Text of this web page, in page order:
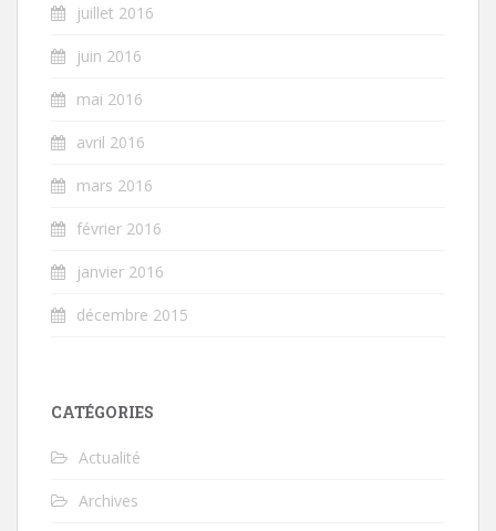
juillet 2016
juin 2016
mai 2016
avril 2016
mars 2016
février 2016
janvier 2016
décembre 2015
CATÉGORIES
Actualité
Archives